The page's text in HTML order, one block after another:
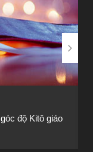
độ Kitô giáo
